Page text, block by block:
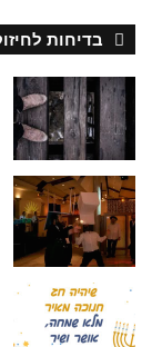
בדיחות